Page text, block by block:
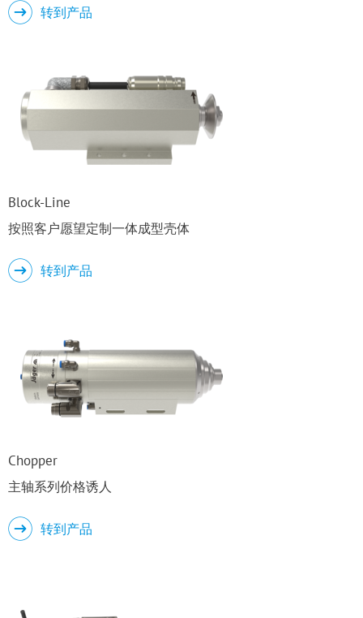
转到产品
Block-Line
按照客户愿望定制一体成型壳体
转到产品
Chopper
主轴系列价格诱人
转到产品